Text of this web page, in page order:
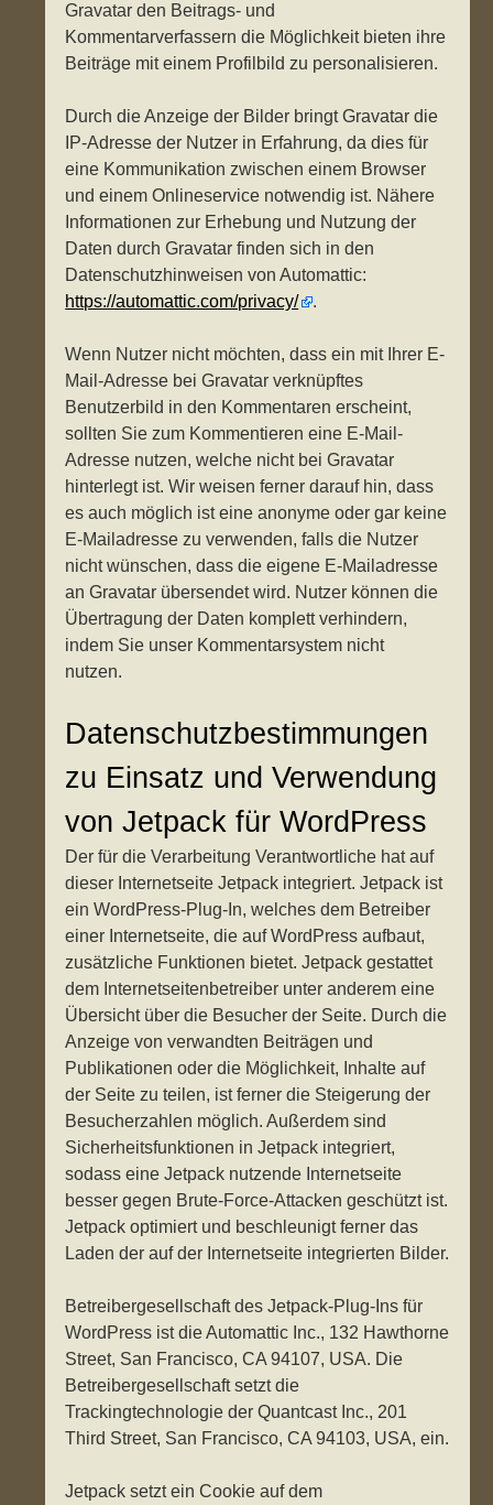
Gravatar den Beitrags- und
Kommentarverfassern die Möglichkeit bieten ihre
Beiträge mit einem Profilbild zu personalisieren.
Durch die Anzeige der Bilder bringt Gravatar die
IP-Adresse der Nutzer in Erfahrung, da dies für
eine Kommunikation zwischen einem Browser
und einem Onlineservice notwendig ist. Nähere
Informationen zur Erhebung und Nutzung der
Daten durch Gravatar finden sich in den
Datenschutzhinweisen von Automattic:
https://automattic.com/privacy/
.
Wenn Nutzer nicht möchten, dass ein mit Ihrer E-
Mail-Adresse bei Gravatar verknüpftes
Benutzerbild in den Kommentaren erscheint,
sollten Sie zum Kommentieren eine E-Mail-
Adresse nutzen, welche nicht bei Gravatar
hinterlegt ist. Wir weisen ferner darauf hin, dass
es auch möglich ist eine anonyme oder gar keine
E-Mailadresse zu verwenden, falls die Nutzer
nicht wünschen, dass die eigene E-Mailadresse
an Gravatar übersendet wird. Nutzer können die
Übertragung der Daten komplett verhindern,
indem Sie unser Kommentarsystem nicht
nutzen.
Datenschutzbestimmungen
zu Einsatz und Verwendung
von Jetpack für WordPress
Der für die Verarbeitung Verantwortliche hat auf
dieser Internetseite Jetpack integriert. Jetpack ist
ein WordPress-Plug-In, welches dem Betreiber
einer Internetseite, die auf WordPress aufbaut,
zusätzliche Funktionen bietet. Jetpack gestattet
dem Internetseitenbetreiber unter anderem eine
Übersicht über die Besucher der Seite. Durch die
Anzeige von verwandten Beiträgen und
Publikationen oder die Möglichkeit, Inhalte auf
der Seite zu teilen, ist ferner die Steigerung der
Besucherzahlen möglich. Außerdem sind
Sicherheitsfunktionen in Jetpack integriert,
sodass eine Jetpack nutzende Internetseite
besser gegen Brute-Force-Attacken geschützt ist.
Jetpack optimiert und beschleunigt ferner das
Laden der auf der Internetseite integrierten Bilder.
Betreibergesellschaft des Jetpack-Plug-Ins für
WordPress ist die Automattic Inc., 132 Hawthorne
Street, San Francisco, CA 94107, USA. Die
Betreibergesellschaft setzt die
Trackingtechnologie der Quantcast Inc., 201
Third Street, San Francisco, CA 94103, USA, ein.
Jetpack setzt ein Cookie auf dem